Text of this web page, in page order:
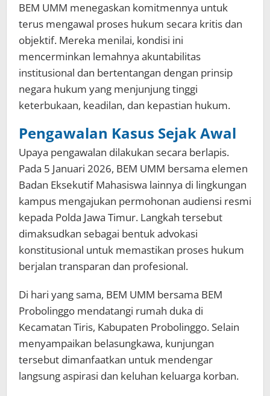
BEM UMM menegaskan komitmennya untuk
terus mengawal proses hukum secara kritis dan
objektif. Mereka menilai, kondisi ini
mencerminkan lemahnya akuntabilitas
institusional dan bertentangan dengan prinsip
negara hukum yang menjunjung tinggi
keterbukaan, keadilan, dan kepastian hukum.
Pengawalan Kasus Sejak Awal
Upaya pengawalan dilakukan secara berlapis.
Pada 5 Januari 2026, BEM UMM bersama elemen
Badan Eksekutif Mahasiswa lainnya di lingkungan
kampus mengajukan permohonan audiensi resmi
kepada Polda Jawa Timur. Langkah tersebut
dimaksudkan sebagai bentuk advokasi
konstitusional untuk memastikan proses hukum
berjalan transparan dan profesional.
Di hari yang sama, BEM UMM bersama BEM
Probolinggo mendatangi rumah duka di
Kecamatan Tiris, Kabupaten Probolinggo. Selain
menyampaikan belasungkawa, kunjungan
tersebut dimanfaatkan untuk mendengar
langsung aspirasi dan keluhan keluarga korban.